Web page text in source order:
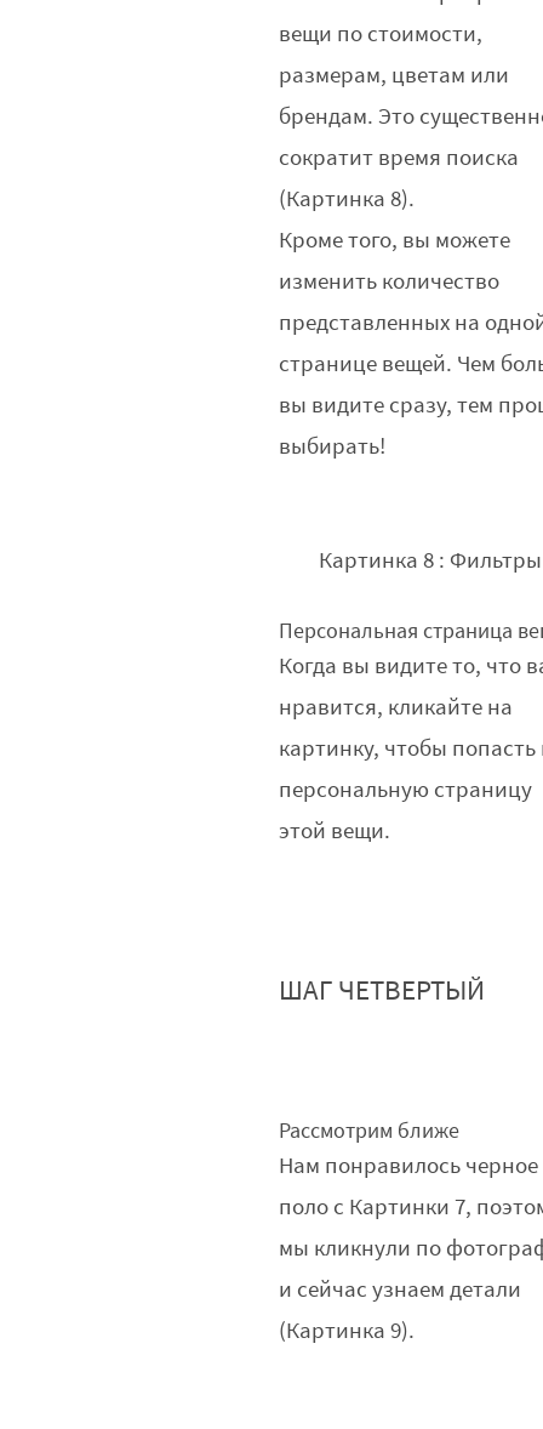
вещи по стоимости,
размерам, цветам или
брендам. Это
сократит время поиска
(Картинка 8).
Кроме того, вы можете
изменить количество
представленных на
странице вещей. Чем
вы видите сразу, тем
выбирать!
Картинка 8 : Фильтры
Персональная страница
Когда вы видите то, что
нравится, кликайте на
картинку, чтобы попасть
персональную страницу
этой вещи.
ШАГ ЧЕТВЕРТЫЙ
Рассмотрим ближе
Нам понравилось черное
поло с Картинки 7,
мы кликнули по
и сейчас узнаем детали
(Картинка 9).